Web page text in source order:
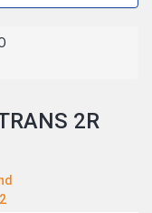
2R